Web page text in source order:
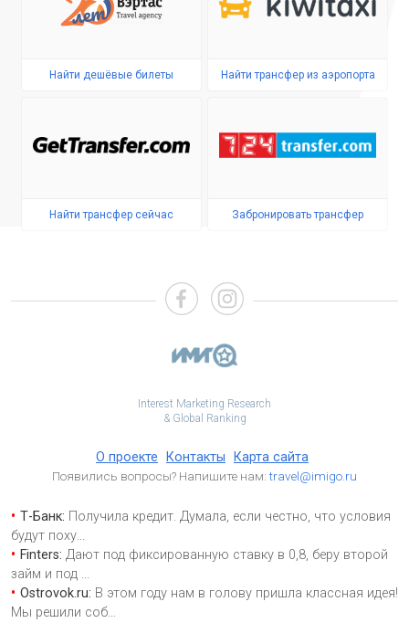
Найти дешёвые билеты Найти трансфер из аэропорта
Найти трансфер сейчас Забронировать трансфер
Interest Marketing Research
& Global Ranking
О проекте Контакты Карта сайта
Появились вопросы? Напишите нам:travel@imigo.ru
Т-Банк: Получила кредит. Думала, если честно, что условия
будут поху...
Finters: Дают под фиксированную ставку в 0,8, беру второй
займ и под ...
Ostrovok.ru: В этом году нам в голову пришла классная идея!
Мы решили соб...